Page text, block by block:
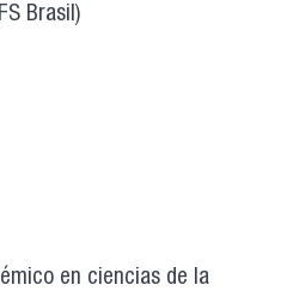
Brasil)
en ciencias de la